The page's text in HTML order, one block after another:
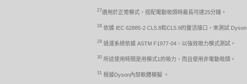
27適用於正常模式，搭配電動吸頭時最長可達25分鐘。
28 依據 IEC 62885-2 CL5.8和CL5.9的靈活接口，來測試
29 過濾系統依據 ASTM F1977-04，以強效吸力模式測試。
30 所述使用時間是用模式1的吸力，而且使用非電動吸頭。
31 根據Dyson內部軟體模擬 。